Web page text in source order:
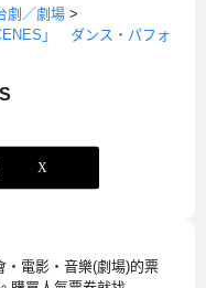
劇／劇場 >
」 ダンス・パフォ
電影・音樂(劇場)的票